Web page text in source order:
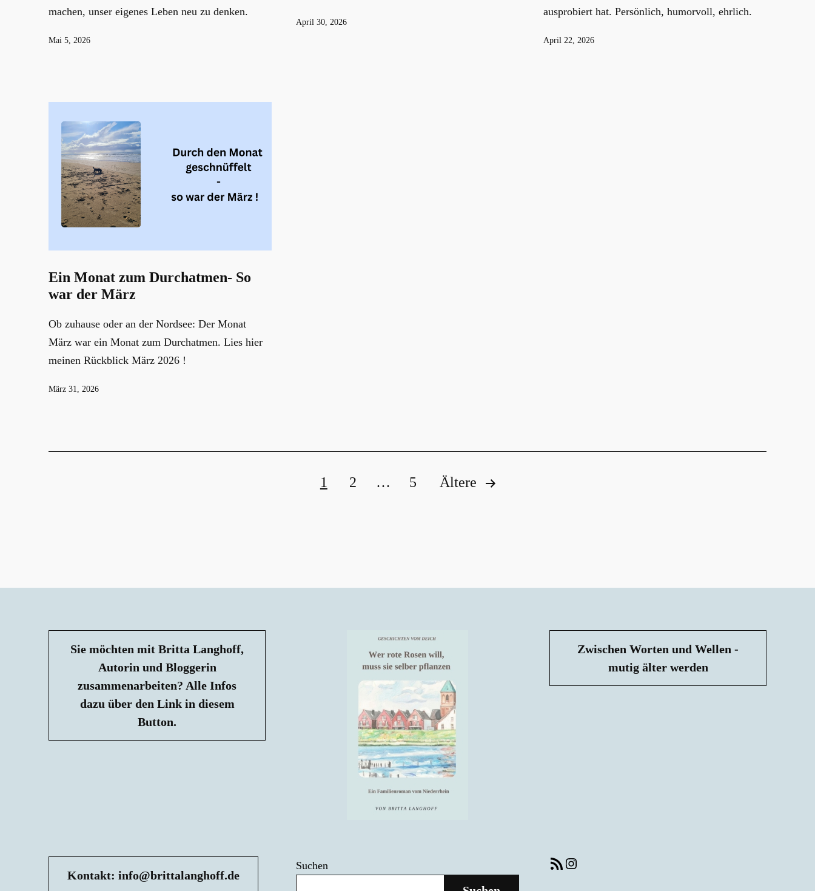
machen, unser eigenes Leben neu zu denken.
Veröffentlicht
Mai 5, 2026
Veröffentlicht
April 30, 2026
ausprobiert hat. Persönlich, humorvoll, ehrlich.
Veröffentlicht
April 22, 2026
Ein Monat zum Durchatmen- So
war der März
Ob zuhause oder an der Nordsee: Der Monat
März war ein Monat zum Durchatmen. Lies hier
meinen Rückblick März 2026 !
Veröffentlicht
März 31, 2026
1 2 … 5 Ältere
Sie möchten mit Britta Langhoff,
Autorin und Bloggerin
zusammenarbeiten? Alle Infos
dazu über den Link in diesem
Button.
Zwischen Worten und Wellen -
mutig älter werden
Kontakt: info@brittalanghoff.de
Suchen RSS-FeedInstagram